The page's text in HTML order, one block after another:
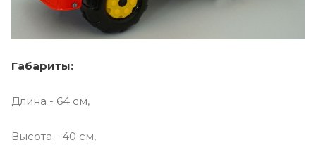
Габариты:
Длина - 64 см,
Высота - 40 см,